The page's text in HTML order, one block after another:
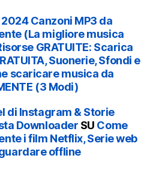
Canzoni MP3 da
(La migliore musica
GRATUITE: Scarica
Suonerie, Sfondi e
scaricare musica da
(3 Modi)
di Instagram & Storie
Downloader SU Come
i film Netflix, Serie web
offline